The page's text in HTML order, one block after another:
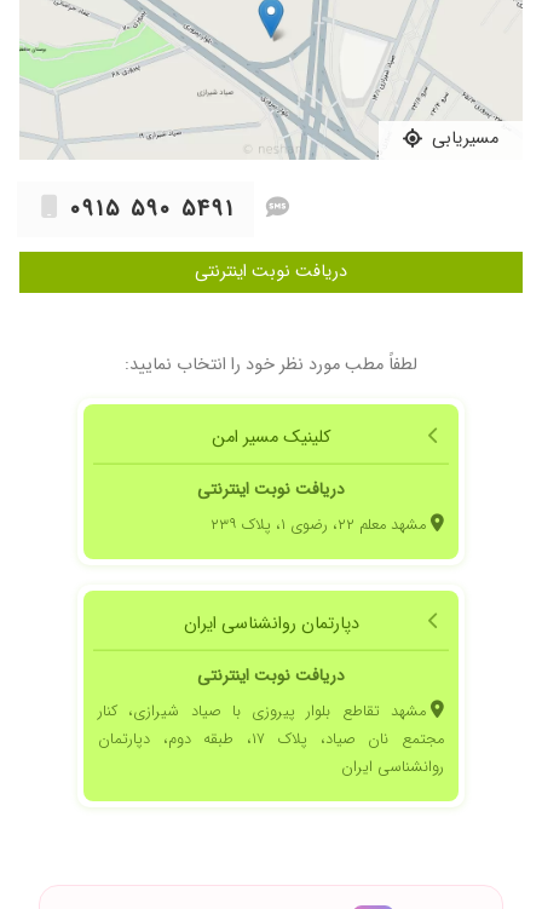
مسیریابی
۰۹۱۵ ۵۹۰ ۵۴۹۱
دریافت نوبت اینترنتی
لطفاً مطب مورد نظر خود را انتخاب نمایید:
کلینیک مسیر امن
دریافت نوبت اینترنتی
مشهد معلم ۲۲، رضوی ۱، پلاک ۲۳۹
دپارتمان روانشناسی ایران
دریافت نوبت اینترنتی
مشهد تقاطع بلوار پیروزی با صیاد شیرازی، کنار
مجتمع نان صیاد، پلاک ۱۷، طبقه دوم، دپارتمان
روانشناسی ایران